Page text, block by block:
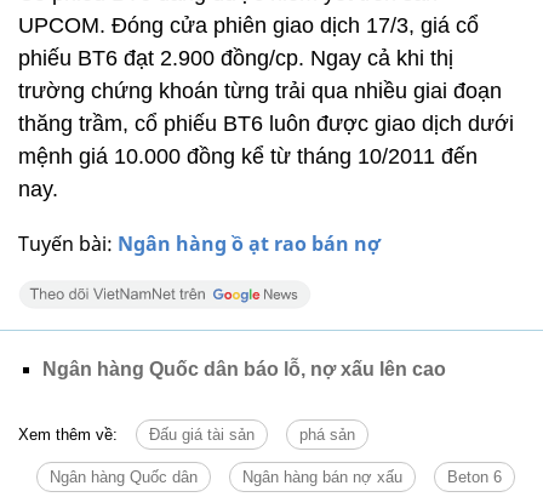
Tuyến bài: Ngân hàng ồ ạt rao bán nợ
UPCOM. Đóng cửa phiên giao dịch 17/3, giá cổ
phiếu BT6 đạt 2.900 đồng/cp. Ngay cả khi thị
trường chứng khoán từng trải qua nhiều giai đoạn
thăng trầm, cổ phiếu BT6 luôn được giao dịch dưới
mệnh giá 10.000 đồng kể từ tháng 10/2011 đến
nay.
Ngân hàng Quốc dân báo lỗ, nợ xấu lên cao
Xem thêm về: Đấu giá tài sản phá sản
Ngân hàng Quốc dân Ngân hàng bán nợ xấu Beton 6